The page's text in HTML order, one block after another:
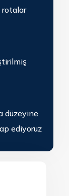
rotalar
düzeyine
ediyoruz